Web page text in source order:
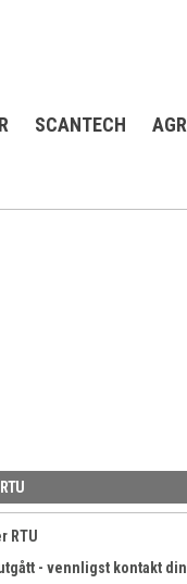
SCANTECH
RTU
- vennligst kontakt